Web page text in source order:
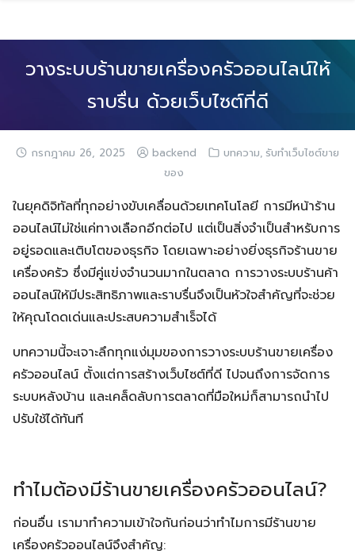
วางระบบร้านขายเครื่องครัวออนไลน์ให้
ราบรื่น ด้วยเว็บไซต์ที่ดี
กรกฎาคม 26, 2025 backend บทความ, รับทำเว็บไซต์ขาย
ของ
ในยุคดิจิทัลที่ทุกอย่างขับเคลื่อนด้วยเทคโนโลยี การมีหน้าร้าน
ออนไลน์ไม่ใช่แค่ทางเลือกอีกต่อไป แต่เป็นสิ่งจำเป็นสำหรับการ
อยู่รอดและเติบโตของธุรกิจ โดยเฉพาะอย่างยิ่งธุรกิจร้านขาย
เครื่องครัว ซึ่งมีคู่แข่งจำนวนมากในตลาด การวางระบบร้านค้า
ออนไลน์ให้มีประสิทธิภาพและราบรื่นจึงเป็นหัวใจสำคัญที่จะช่วย
ให้คุณโดดเด่นและประสบความสำเร็จได้
บทความนี้จะเจาะลึกทุกแง่มุมของการวางระบบร้านขายเครื่อง
ครัวออนไลน์ ตั้งแต่การสร้างเว็บไซต์ที่ดี ไปจนถึงการจัดการ
ระบบหลังบ้าน และเคล็ดลับการตลาดที่มือใหม่ก็สามารถนำไป
ปรับใช้ได้ทันที
ทำไมต้องมีร้านขายเครื่องครัวออนไลน์?
ก่อนอื่น เรามาทำความเข้าใจกันก่อนว่าทำไมการมีร้านขาย
เครื่องครัวออนไลน์จึงสำคัญ: